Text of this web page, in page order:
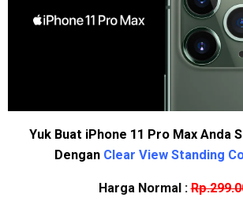
Yuk Buat iPhone 11 Pro Max Anda
Dengan Clear View Standing
Harga Normal :